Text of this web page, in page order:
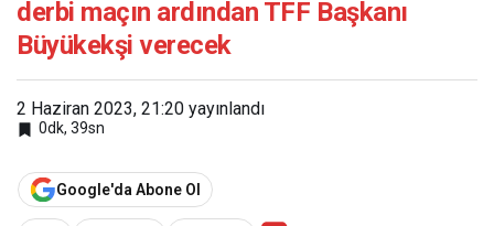
derbi maçın ardından TFF Başkanı
Büyükekşi verecek
2 Haziran 2023, 21:20 yayınlandı
0dk, 39sn
Google'da Abone Ol